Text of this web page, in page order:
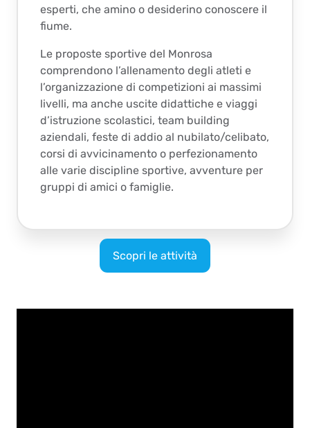
esperti, che amino o desiderino conoscere il
fiume.
Le proposte sportive del Monrosa
comprendono l’allenamento degli atleti e
l’organizzazione di competizioni ai massimi
livelli, ma anche uscite didattiche e viaggi
d’istruzione scolastici, team building
aziendali, feste di addio al nubilato/celibato,
corsi di avvicinamento o perfezionamento
alle varie discipline sportive, avventure per
gruppi di amici o famiglie.
Scopri le attività